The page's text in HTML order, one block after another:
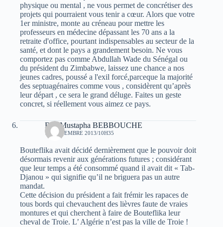
physique ou mental , ne vous permet de concrétiser des
projets qui pourraient vous tenir a cœur. Alors que votre
1er ministre, monte au créneau pour mettre les
professeurs en médecine dépassant les 70 ans a la
retraite d'office, pourtant indispensables au secteur de la
santé, et dont le pays a grandement besoin. Ne vous
comportez pas comme Abdullah Wade du Sénégal ou
du président du Zimbabwe, laissez une chance a nos
jeunes cadres, poussé a l'exil forcé,parceque la majorité
des septuagénaires comme vous , considèrent qu’après
leur départ , ce sera le grand déluge. Faites un geste
concret, si réellement vous aimez ce pays.
Bey Mustapha BEBBOUCHE
11 NOVEMBRE 2013/10H35
Bouteflika avait décidé dernièrement que le pouvoir doit
désormais revenir aux générations futures ; considérant
que leur temps a été consommé quand il avait dit « Tab-
Djanou » qui signifie qu’il ne briguera pas un autre
mandat.
Cette décision du président a fait frémir les rapaces de
tous bords qui chevauchent des lièvres faute de vraies
montures et qui cherchent à faire de Bouteflika leur
cheval de Troie. L’ Algérie n’est pas la ville de Troie !